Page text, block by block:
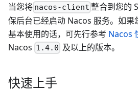
当您将 nacos-client 整合到您的
保后台已经启动 Nacos 服务。如
基本使用的话，可先行参考 Nacos
Nacos 1.4.0 及以上的版本。
快速上手